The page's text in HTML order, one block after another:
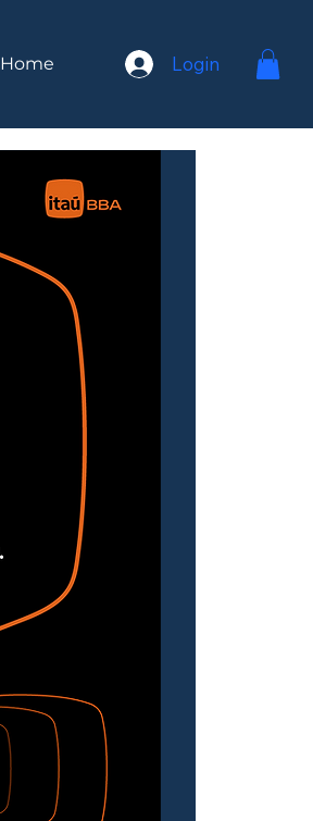
Home Login